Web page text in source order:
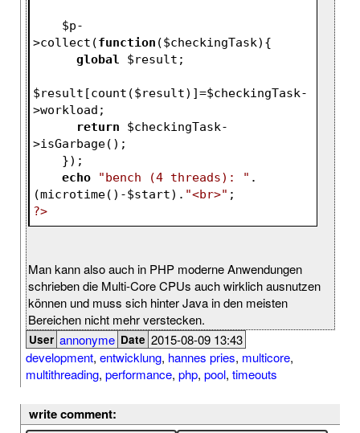
$p-
>collect(function ($checkingTask) {
global
$result ;
$result [count($result)]=$checkingTask-
>workload;
return
$checkingTask-
>isGarbage();
    });
echo
"bench (4 threads): " .
(microtime()-$start). "<br>" ;
?>
Man kann also auch in PHP moderne Anwendungen
schrieben die Multi-Core CPUs auch wirklich ausnutzen
können und muss sich hinter Java in den meisten
Bereichen nicht mehr verstecken.
User annonyme Date 2015-08-09 13:43
development, entwicklung, hannes pries, multicore,
multithreading, performance, php, pool, timeouts
write comment: